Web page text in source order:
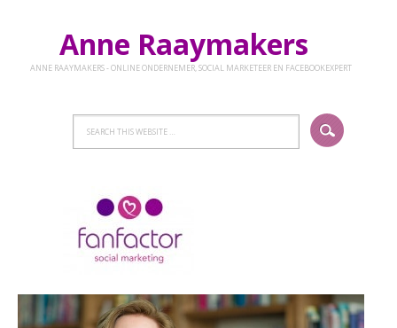
Anne Raaymakers
ANNE RAAYMAKERS - ONLINE ONDERNEMER, SOCIAL MARKETEER EN FACEBOOKEXPERT